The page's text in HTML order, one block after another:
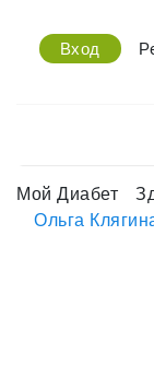
Вход
Мой Диабет
Ольга